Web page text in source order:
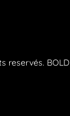
reservés. BOLD